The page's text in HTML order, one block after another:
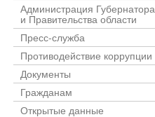
Администрация Губернатора
и Правительства области
Пресс-служба
Противодействие коррупции
Документы
Гражданам
Открытые данные